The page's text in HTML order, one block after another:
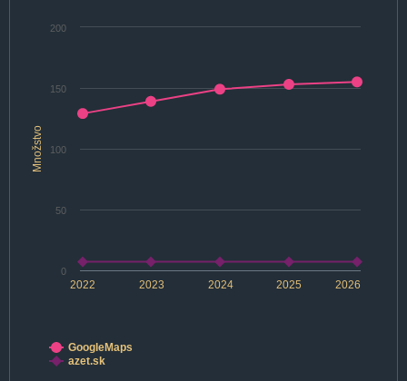
Množstvo
2022 2024 2026
2023 2025
0
50
100
150
200
GoogleMaps
azet.sk